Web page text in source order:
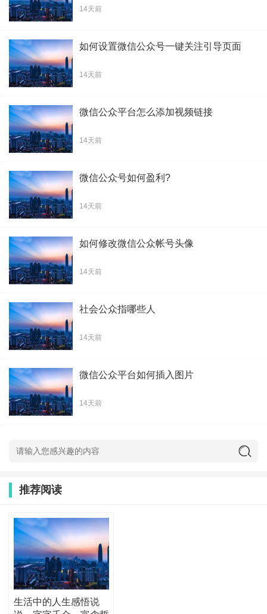
14天前
如何设置微信公众号一键关注引导页面
14天前
微信公众平台怎么添加视频链接
14天前
微信公众号如何盈利?
14天前
如何修改微信公众帐号头像
14天前
社会公众指哪些人
14天前
微信公众平台如何插入图片
14天前
推荐阅读
生活中的人生感悟说